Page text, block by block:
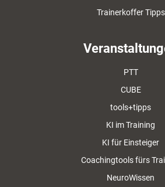
Trainerkoffer Tipps
PTT
CUBE
tools+tipps
KI im Training
KI für Einsteiger
Coachingtools fürs
NeuroWissen